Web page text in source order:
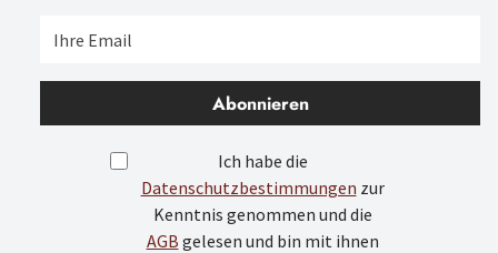
Abonnieren
Ich habe die
Datenschutzbestimmungen zur
Kenntnis genommen und die
AGB gelesen und bin mit ihnen